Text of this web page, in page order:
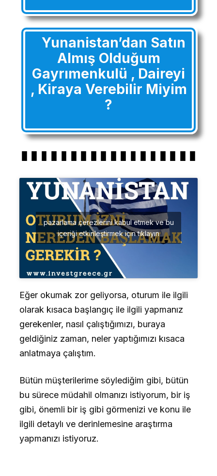
Yunanistan’dan Satın
Almış Olduğum
Gayrımenkulü , Daireyi
, Kiraya Verebilir Miyim
?
pazarlama çerezlerini kabul etmek ve bu
içeriği etkinleştirmek için tıklayın
Eğer okumak zor geliyorsa, oturum ile ilgili
olarak kısaca başlangıç ile ilgili yapmanız
gerekenler, nasıl çalıştığımızı, buraya
geldiğiniz zaman, neler yaptığımızı kısaca
anlatmaya çalıştım.
Bütün müşterilerime söylediğim gibi, bütün
bu sürece müdahil olmanızı istiyorum, bir iş
gibi, önemli bir iş gibi görmenizi ve konu ile
ilgili detaylı ve derinlemesine araştırma
yapmanızı istiyoruz.